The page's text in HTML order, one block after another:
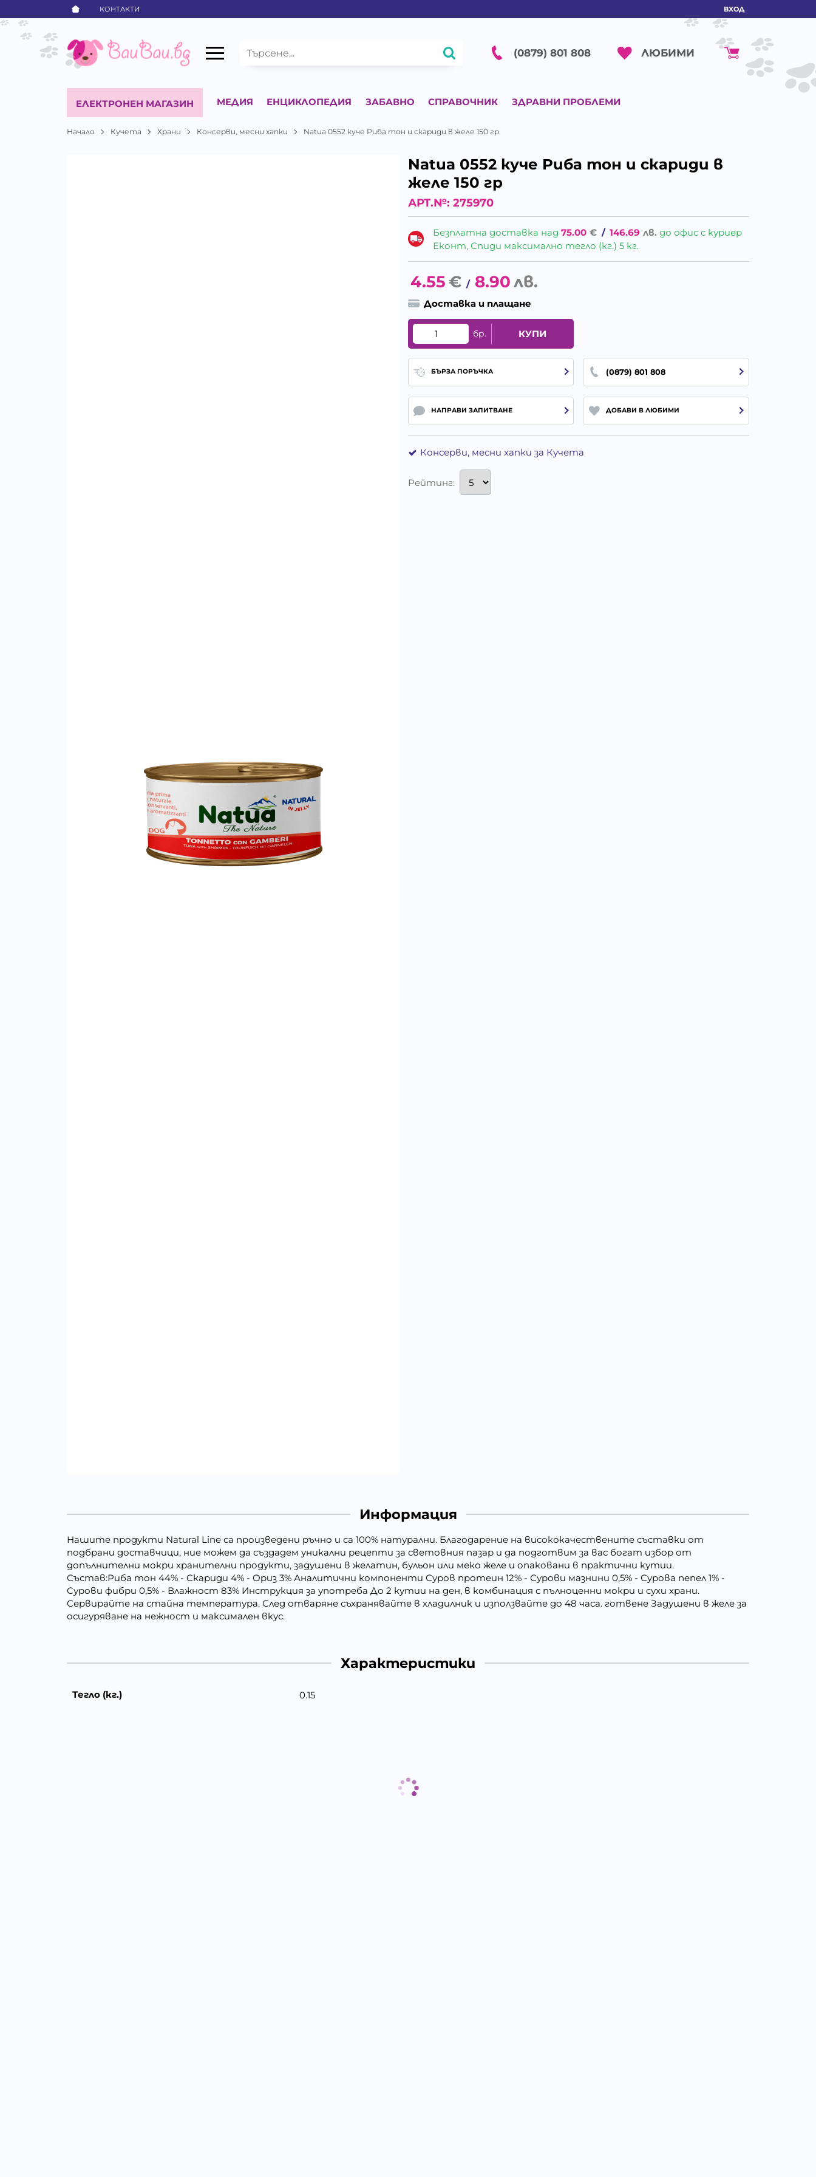
КОНТАКТИ ВХОД
(0879) 801 808 ЛЮБИМИ
ЕЛЕКТРОНЕН МАГАЗИН МЕДИЯ ЕНЦИКЛОПЕДИЯ ЗАБАВНО СПРАВОЧНИК ЗДРАВНИ ПРОБЛЕМИ
Начало Кучета Храни Консерви, месни хапки Natua 0552 куче Риба тон и скариди в желе 150 гр
Natua 0552 куче Риба тон и скариди в
желе 150 гр
АРТ.№: 275970
Безплатна доставка над75.00 € / 146.69 лв. до офис с куриер
Еконт, Спиди максимално тегло (кг.) 5 кг.
4.55€ / 8.90лв.
Доставка и плащане
бр. КУПИ
БЪРЗА ПОРЪЧКА (0879) 801 808
НАПРАВИ ЗАПИТВАНЕ ДОБАВИ В ЛЮБИМИ
Консерви, месни хапки за Кучета
Рейтинг:
Информация
Нашите продукти Natural Line са произведени ръчно и са 100% натурални. Благодарение на висококачествените съставки от
подбрани доставчици, ние можем да създадем уникални рецепти за световния пазар и да подготвим за вас богат избор от
допълнителни мокри хранителни продукти, задушени в желатин, бульон или меко желе и опаковани в практични кутии.
Състав:Риба тон 44% - Скариди 4% - Ориз 3% Аналитични компоненти Суров протеин 12% - Сурови мазнини 0,5% - Сурова пепел 1% -
Сурови фибри 0,5% - Влажност 83% Инструкция за употреба До 2 кутии на ден, в комбинация с пълноценни мокри и сухи храни.
Сервирайте на стайна температура. След отваряне съхранявайте в хладилник и използвайте до 48 часа. готвене Задушени в желе за
осигуряване на нежност и максимален вкус.
Характеристики
Тегло (кг.) 0.15